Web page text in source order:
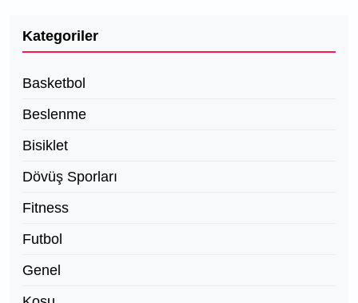
Kategoriler
Basketbol
Beslenme
Bisiklet
Dövüş Sporları
Fitness
Futbol
Genel